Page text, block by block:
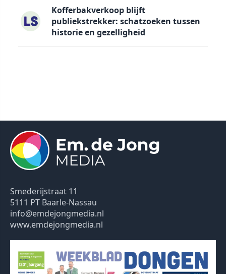
Kofferbakverkoop blijft
publiekstrekker: schatzoeken tussen
historie en gezelligheid
Smederijstraat 11
5111 PT Baarle-Nassau
info@emdejongmedia.nl
www.emdejongmedia.nl